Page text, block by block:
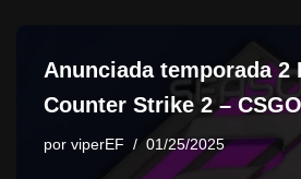
Anunciada temporada 2
Counter Strike 2 –
por viperEF 01/25/2025